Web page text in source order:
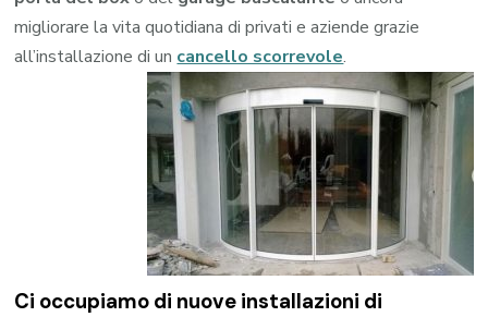
migliorare la vita quotidiana di privati e aziende grazie
all’installazione di un cancello scorrevole.
Ci occupiamo di nuove installazioni di